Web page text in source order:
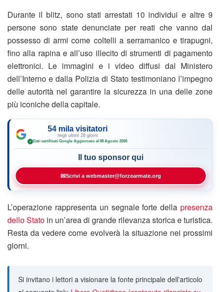
Durante il blitz, sono stati arrestati 10 individui e altre 9
persone sono state denunciate per reati che vanno dal
possesso di armi come coltelli a serramanico e tirapugni,
fino alla rapina e all’uso illecito di strumenti di pagamento
elettronici. Le immagini e i video diffusi dal Ministero
dell’Interno e dalla Polizia di Stato testimoniano l’impegno
delle autorità nel garantire la sicurezza in una delle zone
più iconiche della capitale.
54 mila visitatori
negli ultimi 28 giorni
✓ Dati certificati Google·Aggiornato al 08 Agosto 2026
Il tuo sponsor qui
✉Scrivi a webmaster@forzearmate.org
L’operazione rappresenta un segnale forte della presenza
dello Stato in un’area di grande rilevanza storica e turistica.
Resta da vedere come evolverà la situazione nei prossimi
giorni.
Si invitano i lettori a visionare la fonte principale dell'articolo